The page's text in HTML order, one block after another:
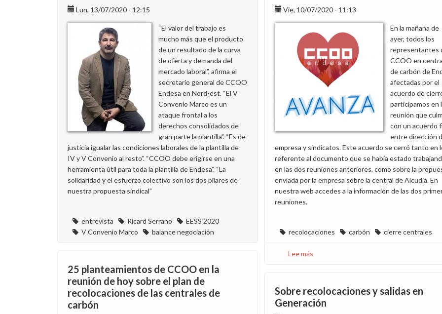
Lun, 13/07/2020 - 12:15
“El valor del trabajo es
mucho más que el producto
de un resultado de la curva
de oferta y demanda del
mercado laboral”, afirma el
secretario general de CCOO
Endesa en Nord-est. “El V
Convenio Marco es un
ataque frontal a los
derechos consolidados de
gran parte la plantilla”. “Es de
justicia igualar las condiciones laborales de la plantilla de
IV y V Convenio al resto”. “CCOO debe erigirse en una
herramienta útil para toda la plantilla de Endesa”. “La
solidaridad y el esfuerzo colectivo son los dos pilares de
nuestra propuesta sindical”
entrevista Ricard Serrano
EESS 2020
V Convenio Marco
balance negociación
Vie, 10/07/2020 - 11:13
En la mañana de
ayer, todos los
representantes
CCOO en
de carbón de
afectadas por el
acuerdo de
participamos en
reunión que
con un acuerdo
entre dirección
empresa y sindicatos. Este acuerdo se cerró tanto en
referente al documento que se había estado
en las dos reuniones anteriores, como sobre la
enviada por la empresa sobre la central de Alcudia. En
nuestra web accedes a la información de las dos
reuniones.
recolocaciones carbón cierre centrales
Lee más
Plan
de
25 planteamientos de CCOO en la
reunión de hoy sobre el plan de
recolocaciones de las centrales de
carbón
Sobre recolocaciones y salidas en
Generación